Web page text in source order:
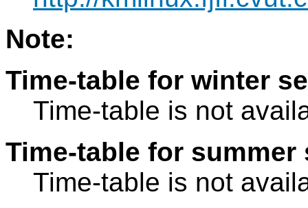
Note:
Time-table for winter
Time-table is not
Time-table for summer
Time-table is not